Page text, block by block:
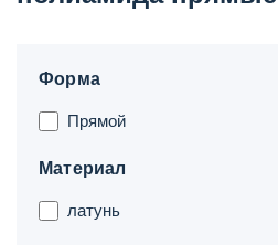
Форма
Прямой
Материал
латунь